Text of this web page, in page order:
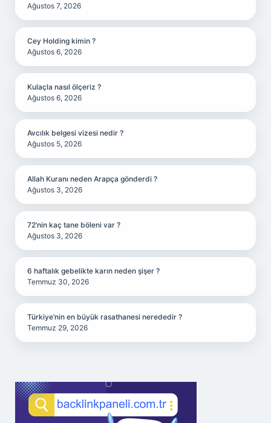
Ağustos 7, 2026
Cey Holding kimin ?
Ağustos 6, 2026
Kulaçla nasıl ölçeriz ?
Ağustos 6, 2026
Avcılık belgesi vizesi nedir ?
Ağustos 5, 2026
Allah Kuranı neden Arapça gönderdi ?
Ağustos 3, 2026
72’nin kaç tane böleni var ?
Ağustos 3, 2026
6 haftalık gebelikte karın neden şişer ?
Temmuz 30, 2026
Türkiye’nin en büyük rasathanesi nerededir ?
Temmuz 29, 2026